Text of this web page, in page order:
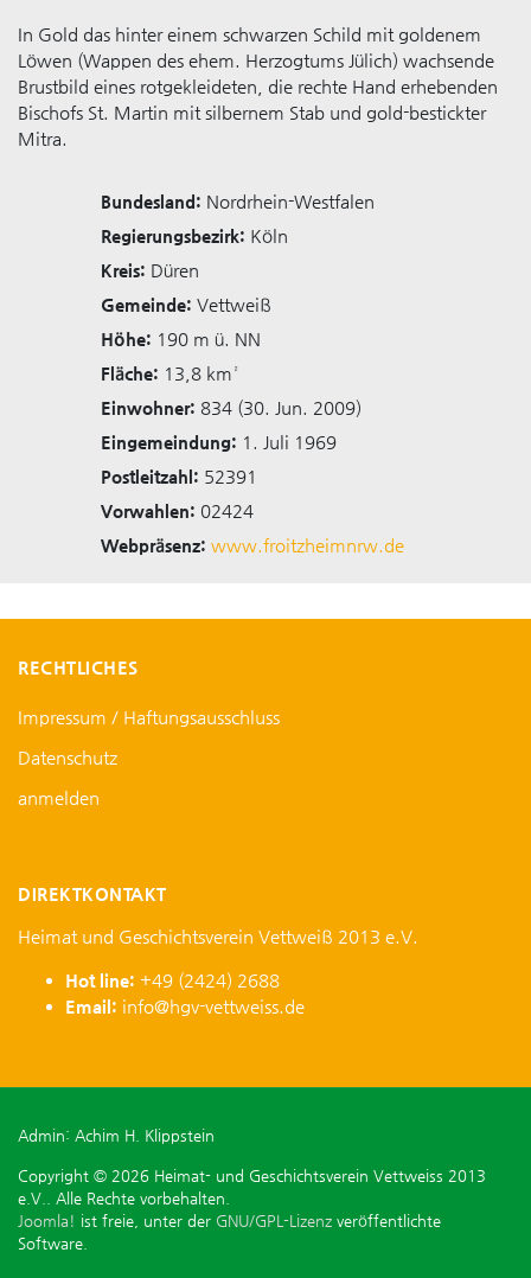
In Gold das hinter einem schwarzen Schild mit goldenem
Löwen (Wappen des ehem. Herzogtums Jülich) wachsende
Brustbild eines rotgekleideten, die rechte Hand erhebenden
Bischofs St. Martin mit silbernem Stab und gold-bestickter
Mitra.
Bundesland: Nordrhein-Westfalen
Regierungsbezirk: Köln
Kreis: Düren
Gemeinde: Vettweiß
Höhe: 190 m ü. NN
Fläche: 13,8 km²
Einwohner: 834 (30. Jun. 2009)
Eingemeindung: 1. Juli 1969
Postleitzahl: 52391
Vorwahlen: 02424
Webpräsenz: www.froitzheimnrw.de
RECHTLICHES
Impressum / Haftungsausschluss
Datenschutz
anmelden
DIREKTKONTAKT
Heimat und Geschichtsverein Vettweiß 2013 e.V.
Hot line: +49 (2424) 2688
Email: info@hgv-vettweiss.de
Admin: Achim H. Klippstein
Copyright © 2026 Heimat- und Geschichtsverein Vettweiss 2013
e.V.. Alle Rechte vorbehalten.
Joomla! ist freie, unter der GNU/GPL-Lizenz veröffentlichte
Software.